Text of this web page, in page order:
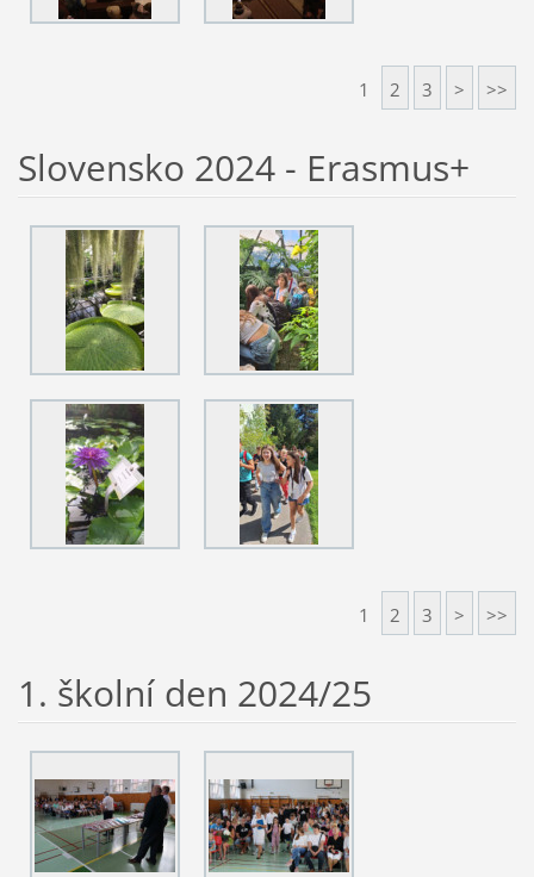
1 2 3 > >>
Slovensko 2024 - Erasmus+
1 2 3 > >>
1. školní den 2024/25